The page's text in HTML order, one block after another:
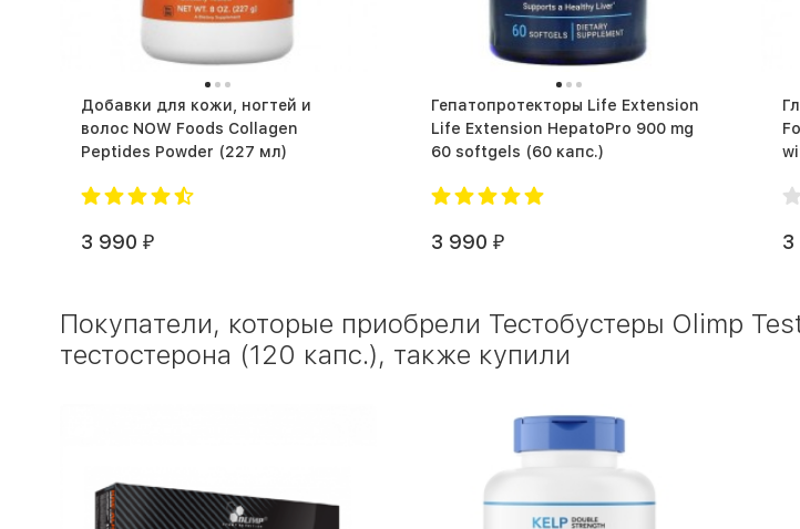
Добавки для кожи, ногтей и
волос NOW Foods Collagen
Peptides Powder (227 мл)
3 990 ₽
Гепатопротекторы Life Extension
Life Extension HepatoPro 900 mg
60 softgels (60 капс.)
3 990 ₽ 3
Покупатели, которые приобрели Тестобустеры Olimp
тестостерона (120 капс.), также купили